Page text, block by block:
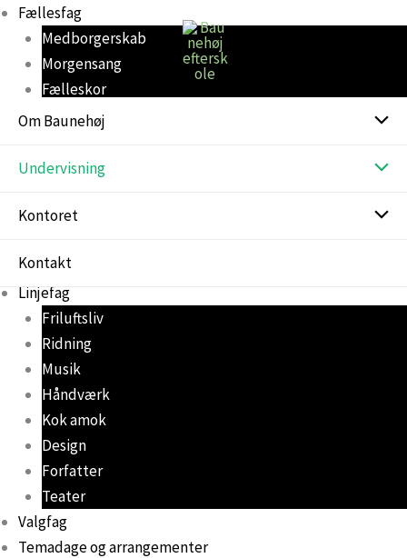
Gå
indholdet
Om Baunehøj
Undervisning
Kontoret
Kontakt
Fællesfag
Medborgerskab
Morgensang
Fælleskor
Om Mennesket i Verden (OMiV)
Jord til Bord
Husmøde
EksperimenTiende
Linjefag
Friluftsliv
Ridning
Musik
Håndværk
Kok amok
Design
Forfatter
Teater
Valgfag
Temadage og arrangementer